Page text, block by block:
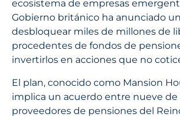
ecosistema de empresas
Gobierno británico ha anunciado
desbloquear miles de millones de
procedentes de fondos de
invertirlos en acciones que no
El plan, conocido como Mansion
implica un acuerdo entre nueve de
proveedores de pensiones del